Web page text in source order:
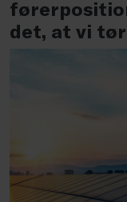
det, at vi